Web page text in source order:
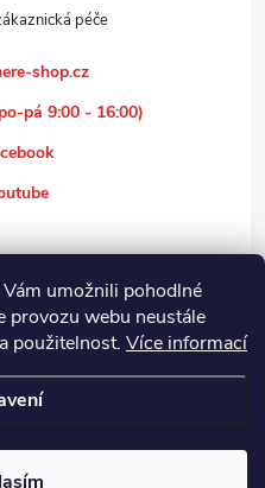
umožnili pohodlné
provozu webu neustále
použitelnost. Více informací
shop.cz
pá 9:00 - 16:00)
. Všechna práva vyhrazena.